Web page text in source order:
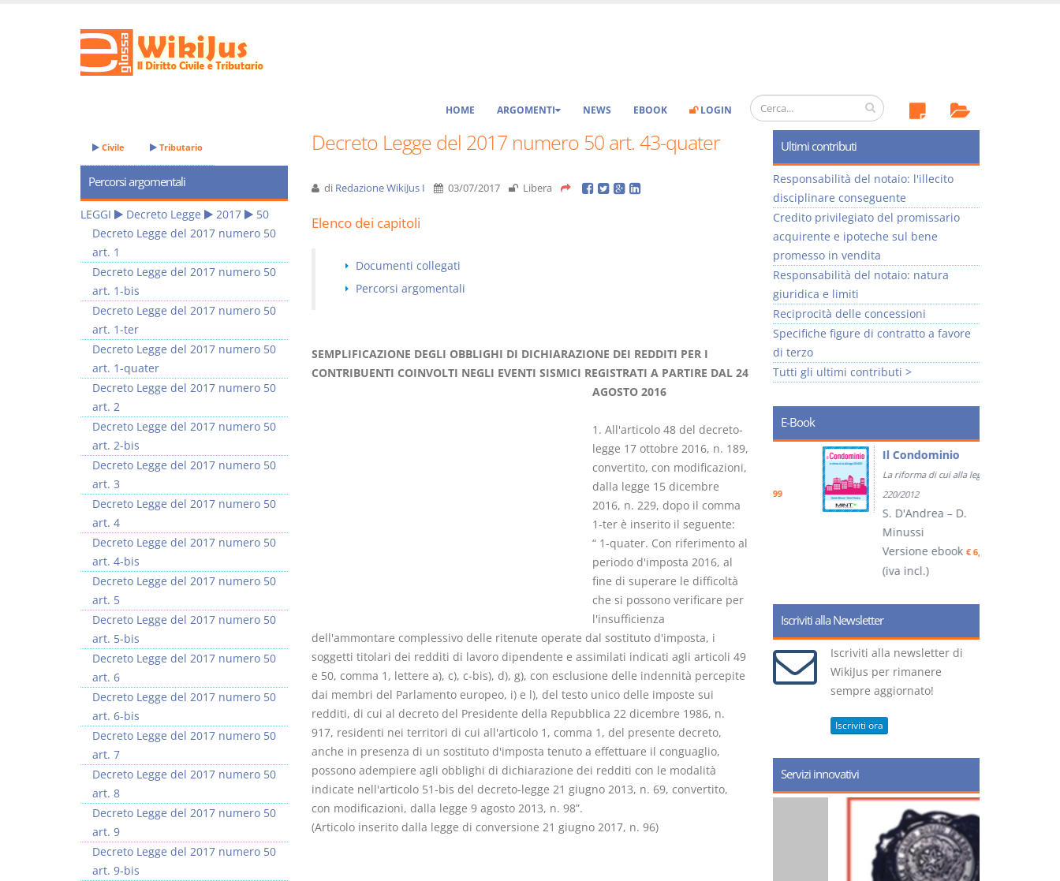
HOME ARGOMENTI NEWS EBOOK LOGIN
Decreto Legge del 2017 numero 50 art. 43-quater
di Redazione WikiJus I 03/07/2017 Libera
Elenco dei capitoli
Documenti collegati
Percorsi argomentali
SEMPLIFICAZIONE DEGLI OBBLIGHI DI DICHIARAZIONE DEI REDDITI PER I
CONTRIBUENTI COINVOLTI NEGLI EVENTI SISMICI REGISTRATI A PARTIRE DAL 24
AGOSTO 2016
1. All'articolo 48 del decreto-
legge 17 ottobre 2016, n. 189,
convertito, con modificazioni,
dalla legge 15 dicembre
2016, n. 229, dopo il comma
1-ter è inserito il seguente:
“ 1-quater. Con riferimento al
periodo d'imposta 2016, al
fine di superare le difficoltà
che si possono verificare per
l'insufficienza
dell'ammontare complessivo delle ritenute operate dal sostituto d'imposta, i
soggetti titolari dei redditi di lavoro dipendente e assimilati indicati agli articoli 49
e 50, comma 1, lettere a), c), c-bis), d), g), con esclusione delle indennità percepite
dai membri del Parlamento europeo, i) e l), del testo unico delle imposte sui
redditi, di cui al decreto del Presidente della Repubblica 22 dicembre 1986, n.
917, residenti nei territori di cui all'articolo 1, comma 1, del presente decreto,
anche in presenza di un sostituto d'imposta tenuto a effettuare il conguaglio,
possono adempiere agli obblighi di dichiarazione dei redditi con le modalità
indicate nell'articolo 51-bis del decreto-legge 21 giugno 2013, n. 69, convertito,
con modificazioni, dalla legge 9 agosto 2013, n. 98”.
(Articolo inserito dalla legge di conversione 21 giugno 2017, n. 96)
Civile Tributario
Percorsi argomentali
LEGGI Decreto Legge 2017
50
Decreto Legge del 2017 numero 50
art. 1
Decreto Legge del 2017 numero 50
art. 1-bis
Decreto Legge del 2017 numero 50
art. 1-ter
Decreto Legge del 2017 numero 50
art. 1-quater
Decreto Legge del 2017 numero 50
art. 2
Decreto Legge del 2017 numero 50
art. 2-bis
Decreto Legge del 2017 numero 50
art. 3
Decreto Legge del 2017 numero 50
art. 4
Decreto Legge del 2017 numero 50
art. 4-bis
Decreto Legge del 2017 numero 50
art. 5
Decreto Legge del 2017 numero 50
art. 5-bis
Decreto Legge del 2017 numero 50
art. 6
Decreto Legge del 2017 numero 50
art. 6-bis
Decreto Legge del 2017 numero 50
art. 7
Decreto Legge del 2017 numero 50
art. 8
Decreto Legge del 2017 numero 50
art. 9
Decreto Legge del 2017 numero 50
art. 9-bis
Ultimi contributi
Responsabilità del notaio: l'illecito
disciplinare conseguente
Credito privilegiato del promissario
acquirente e ipoteche sul bene
promesso in vendita
Responsabilità del notaio: natura
giuridica e limiti
Reciprocità delle concessioni
Specifiche figure di contratto a favore
di terzo
Tutti gli ultimi contributi >
E-Book
Usufrutto Uso e
Versione ebook
Prescrizione e
decadenza
D. Minussi
Versione ebook
(iva incl.)
I Singoli Contratti
D. Minussi
Versione ebook
(iva incl.)
Il Condominio
La riforma di cui alla legge
220/2012
S. D'Andrea – D.
Minussi
Versione ebook € 6,99
(iva incl.)
Iscriviti alla Newsletter
Iscriviti alla newsletter di
WikiJus per rimanere
sempre aggiornato!
Iscriviti ora
Servizi innovativi